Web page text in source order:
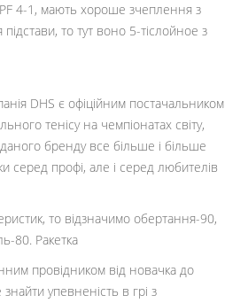
PF 4-1, мають хороше зчеплення з
то тут воно 5-тіслойное з
DHS є офіційним постачальником
тенісу на чемпіонатах світу,
бренду все більше і більше
серед профі, але і серед любителів
то відзначимо обертання-90,
80. Ракетка
провідником від новачка до
упевненість в грі з